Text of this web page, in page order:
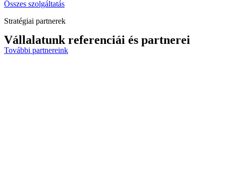
Összes szolgáltatás
Stratégiai partnerek
Vállalatunk referenciái és partnerei
További partnereink